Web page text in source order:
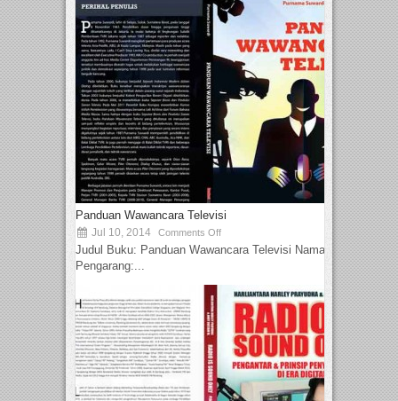
Panduan Wawancara Televisi
Jul 10, 2014 Comments Off
Judul Buku: Panduan Wawancara Televisi Nama
Pengarang:...